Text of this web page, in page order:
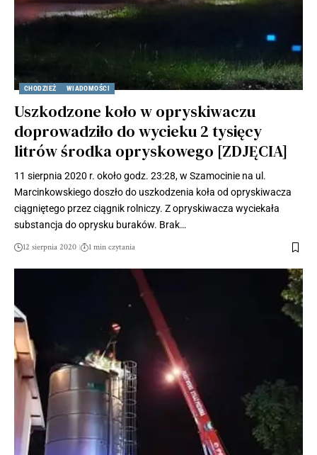
CHODZIEŻ WIADOMOŚCI
Uszkodzone koło w opryskiwaczu
doprowadziło do wycieku 2 tysięcy
litrów środka opryskowego [ZDJĘCIA]
11 sierpnia 2020 r. około godz. 23:28, w Szamocinie na ul.
Marcinkowskiego doszło do uszkodzenia koła od opryskiwacza
ciągniętego przez ciągnik rolniczy. Z opryskiwacza wyciekała
substancja do oprysku buraków. Brak…
12 sierpnia 2020 1 min czytania